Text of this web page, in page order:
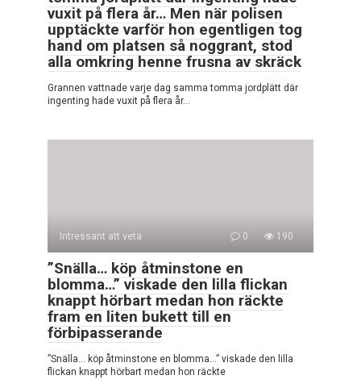
vuxit på flera år… Men när polisen
upptäckte varför hon egentligen tog
hand om platsen så noggrant, stod
alla omkring henne frusna av skräck
Grannen vattnade varje dag samma tomma jordplätt där
ingenting hade vuxit på flera år…
Intressant att veta 0 190
”Snälla… köp åtminstone en
blomma…” viskade den lilla flickan
knappt hörbart medan hon räckte
fram en liten bukett till en
förbipasserande
”Snälla… köp åtminstone en blomma…” viskade den lilla
flickan knappt hörbart medan hon räckte